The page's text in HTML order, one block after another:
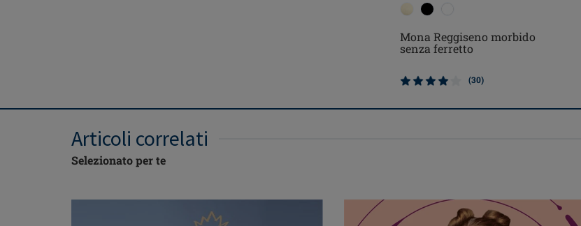
Mona Reggiseno morbido
senza ferretto
(30)
Articoli correlati
Selezionato per te